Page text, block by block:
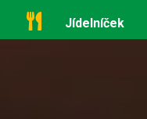
Jídelníček